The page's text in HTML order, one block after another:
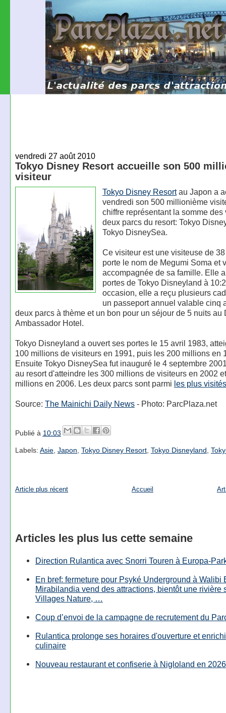
vendredi 27 août 2010
Tokyo Disney Resort accueille son 500
visiteur
Tokyo Disney Resortau Japon a
vendredi son 500 millionième
chiffre représentant la somme des
deux parcs du resort: Tokyo
Tokyo DisneySea.
Ce visiteur est une visiteuse de
porte le nom de Megumi Soma et
accompagnée de sa famille. Elle
portes de Tokyo Disneyland à
occasion, elle a reçu plusieurs
un passeport annuel valable cinq
deux parcs à thème et un bon pour un séjour de 5 nuits au
Ambassador Hotel.
Tokyo Disneyland a ouvert ses portes le 15 avril 1983,
100 millions de visiteurs en 1991, puis les 200 millions en
Ensuite Tokyo DisneySea fut inauguré le 4 septembre
au resort d'atteindre les 300 millions de visiteurs en 2002
millions en 2006. Les deux parcs sont parmi les plus
Source: The Mainichi Daily News- Photo: ParcPlaza.net
Publié à 10:03
Labels: Asie, Japon Tokyo Disney Resort, Tokyo Disneyland
Article plus récent Accueil
Articles les plus lus cette semaine
Direction Rulantica avec Snorri Touren à Europa-
En bref: fermeture pour Psyké Underground à Walibi
Mirabilandia vend des attractions, bientôt une rivière
Villages Nature, …
Coup d’envoi de la campagne de recrutement du
Rulantica prolonge ses horaires d'ouverture et
culinaire
Nouveau restaurant et confiserie à Nigloland en 2026